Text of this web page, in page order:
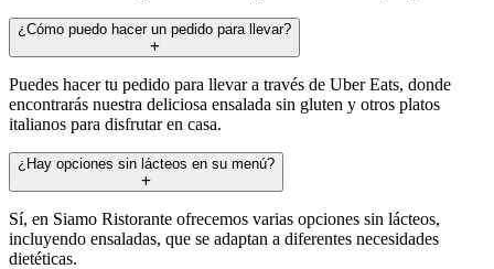
¿Cómo puedo hacer un pedido para llevar?
Puedes hacer tu pedido para llevar a través de Uber Eats, donde
encontrarás nuestra deliciosa ensalada sin gluten y otros platos
italianos para disfrutar en casa.
¿Hay opciones sin lácteos en su menú?
Sí, en Siamo Ristorante ofrecemos varias opciones sin lácteos,
incluyendo ensaladas, que se adaptan a diferentes necesidades
dietéticas.